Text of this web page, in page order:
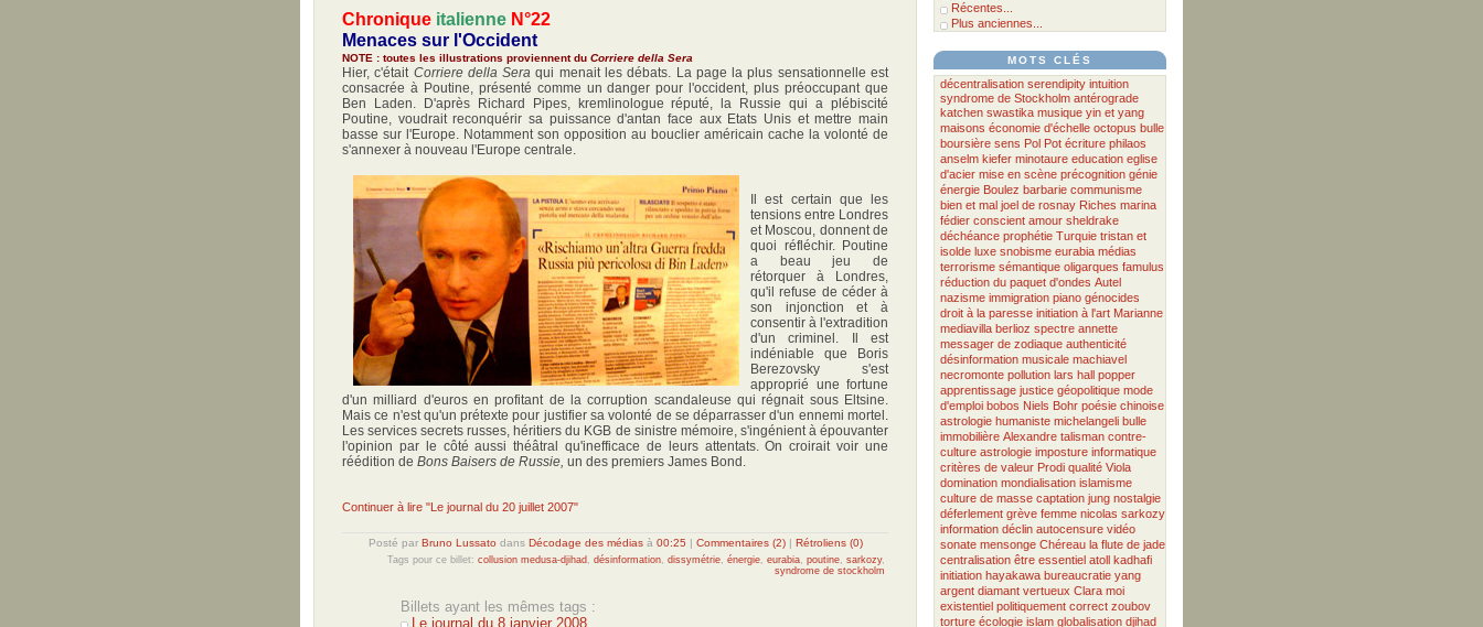
Chronique italienne N°22
Menaces sur l'Occident
NOTE : toutes les illustrations proviennent du Corriere della Sera
Hier, c'était Corriere della Seraqui menait les débats. La page la plus sensationnelle est
consacrée à Poutine, présenté comme un danger pour l'occident, plus préoccupant que
Ben Laden. D'après Richard Pipes, kremlinologue réputé, la Russie qui a plébiscité
Poutine, voudrait reconquérir sa puissance d'antan face aux Etats Unis et mettre main
basse sur l'Europe. Notamment son opposition au bouclier américain cache la volonté de
s'annexer à nouveau l'Europe centrale.
Il est certain que les
tensions entre Londres
et Moscou, donnent de
quoi réfléchir. Poutine
a beau jeu de
rétorquer à Londres,
qu'il refuse de céder à
son injonction et à
consentir à l'extradition
d'un criminel. Il est
indéniable que Boris
Berezovsky s'est
approprié une fortune
d'un milliard d'euros en profitant de la corruption scandaleuse qui régnait sous Eltsine.
Mais ce n'est qu'un prétexte pour justifier sa volonté de se déparrasser d'un ennemi mortel.
Les services secrets russes, héritiers du KGB de sinistre mémoire, s'ingénient à épouvanter
l'opinion par le côté aussi théâtral qu'inefficace de leurs attentats. On croirait voir une
réédition de Bons Baisers de Russie, un des premiers James Bond.
Continuer à lire "Le journal du 20 juillet 2007"
Posté par Bruno Lussato dans Décodage des médiasà 00:25 | Commentaires (2)| Rétroliens (0)
Tags pour ce billet: collusion medusa-djihad désinformation dissymétrie énergie eurabia poutine sarkozy,
syndrome de stockholm
Billets ayant les mêmes tags :
Le journal du 8 janvier 2008
Récentes...
Plus anciennes...
MOTS CLÉS
décentralisation serendipity intuition
syndrome de Stockholm antérograde
katchen swastika musique yin et yang
maisons économie d'échelle octopus bulle
boursière sens Pol Pot écriture philaos
anselm kiefer minotaure education eglise
d'acier mise en scène précognition génie
énergie Boulez barbarie communisme
bien et mal joel de rosnay Riches marina
fédier conscient amour sheldrake
déchéance prophétie Turquie tristan et
isolde luxe snobisme eurabia médias
terrorisme sémantique oligarques famulus
réduction du paquet d'ondes Autel
nazisme immigration piano génocides
droit à la paresse initiation à l'art Marianne
mediavilla berlioz spectre annette
messager de zodiaque authenticité
désinformation musicale machiavel
necromonte pollution lars hall popper
apprentissage justice géopolitique mode
d'emploi bobos Niels Bohr poésie chinoise
astrologie humaniste michelangeli bulle
immobilière Alexandre talisman contre-
culture astrologie imposture informatique
critères de valeur Prodi qualité Viola
domination mondialisation islamisme
culture de masse captation jung nostalgie
déferlement grève femme nicolas sarkozy
information déclin autocensure vidéo
sonate mensonge Chéreau la flute de jade
centralisation être essentiel atoll kadhafi
initiation hayakawa bureaucratie yang
argent diamant vertueux Clara moi
existentiel politiquement correct zoubov
torture écologie islam globalisation djihad